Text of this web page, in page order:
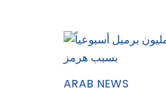
ARAB NEWS